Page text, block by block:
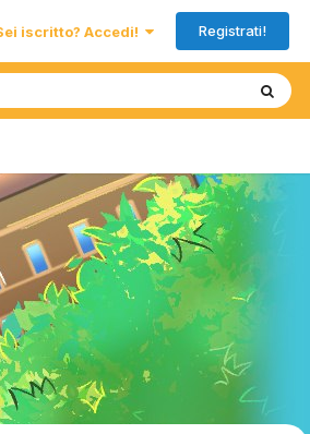
iscritto? Accedi! Registrati!